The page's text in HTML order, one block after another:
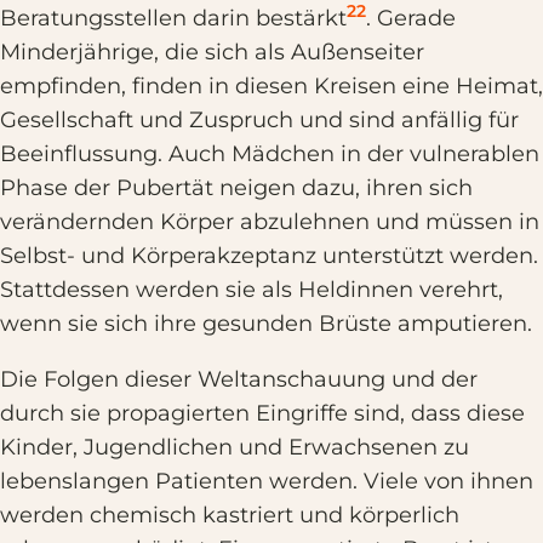
Beratungsstellen darin bestärkt22. Gerade
Minderjährige, die sich als Außenseiter
empfinden, finden in diesen Kreisen eine Heimat,
Gesellschaft und Zuspruch und sind anfällig für
Beeinflussung. Auch Mädchen in der vulnerablen
Phase der Pubertät neigen dazu, ihren sich
verändernden Körper abzulehnen und müssen in
Selbst- und Körperakzeptanz unterstützt werden.
Stattdessen werden sie als Heldinnen verehrt,
wenn sie sich ihre gesunden Brüste amputieren.
Die Folgen dieser Weltanschauung und der
durch sie propagierten Eingriffe sind, dass diese
Kinder, Jugendlichen und Erwachsenen zu
lebenslangen Patienten werden. Viele von ihnen
werden chemisch kastriert und körperlich